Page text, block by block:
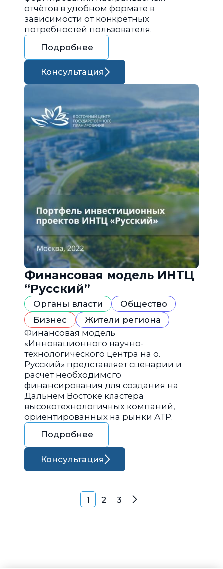
отчётов в удобном формате в
зависимости от конкретных
потребностей пользователя.
Подробнее
Консультация
Финансовая модель ИНТЦ
“Русский”
Органы власти
Общество
Бизнес
Жители региона
Финансовая модель
«Инновационного научно-
технологического центра на о.
Русский» представляет сценарии и
расчет необходимого
финансирования для создания на
Дальнем Востоке кластера
высокотехнологичных компаний,
ориентированных на рынки АТР.
Подробнее
Консультация
Навигация по
1 2 3 Далее